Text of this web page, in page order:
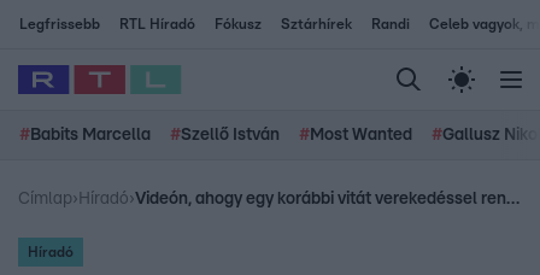
Legfrissebb RTL Híradó Fókusz Sztárhírek Randi Celeb vagyok,
# Babits Marcella #Szellő István # Most Wanted #Gallusz
Címlap› Híradó› Videón, ahogy egy korábbi vitát verekedéssel rendezett volna két nő
Híradó